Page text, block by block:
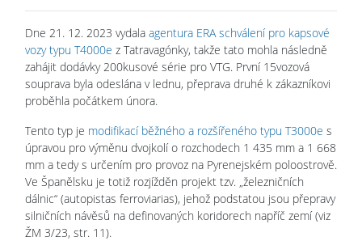
Dne 21. 12. 2023 vydala agentura ERA schválení pro kapsové
vozy typu T4000e z Tatravagónky, takže tato mohla následně
zahájit dodávky 200kusové série pro VTG. První 15vozová
souprava byla odeslána v lednu, přeprava druhé k zákazníkovi
proběhla počátkem února.
Tento typ je modifikací běžného a rozšířeného typu T3000e s
úpravou pro výměnu dvojkolí o rozchodech 1 435 mm a 1 668
mm a tedy s určením pro provoz na Pyrenejském poloostrově.
Ve Španělsku je totiž rozjížděn projekt tzv. „železničních
dálnic“ (autopistas ferroviarias), jehož podstatou jsou přepravy
silničních návěsů na definovaných koridorech napříč zemí (viz
ŽM 3/23, str. 11).